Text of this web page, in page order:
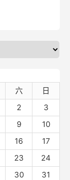
六
日
2
3
9
10
16
17
23
24
30 31